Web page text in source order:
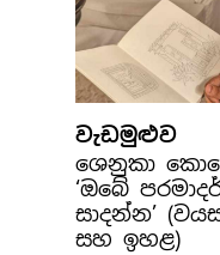
වැඩමුළුව
ශෙනුකා
‘ඔබේ
සාදන්න’
සහ ඉහළ)